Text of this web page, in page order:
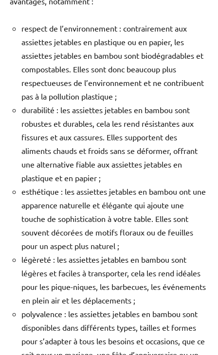
respect de l’environnement : contrairement aux
assiettes jetables en plastique ou en papier, les
assiettes jetables en bambou sont biodégradables et
compostables. Elles sont donc beaucoup plus
respectueuses de l’environnement et ne contribuent
pas à la pollution plastique ;
durabilité : les assiettes jetables en bambou sont
robustes et durables, cela les rend résistantes aux
fissures et aux cassures. Elles supportent des
aliments chauds et froids sans se déformer, offrant
une alternative fiable aux assiettes jetables en
plastique et en papier ;
esthétique : les assiettes jetables en bambou ont une
apparence naturelle et élégante qui ajoute une
touche de sophistication à votre table. Elles sont
souvent décorées de motifs floraux ou de feuilles
pour un aspect plus naturel ;
légèreté : les assiettes jetables en bambou sont
légères et faciles à transporter, cela les rend idéales
pour les pique-niques, les barbecues, les événements
en plein air et les déplacements ;
polyvalence : les assiettes jetables en bambou sont
disponibles dans différents types, tailles et formes
pour s’adapter à tous les besoins et occasions, que ce